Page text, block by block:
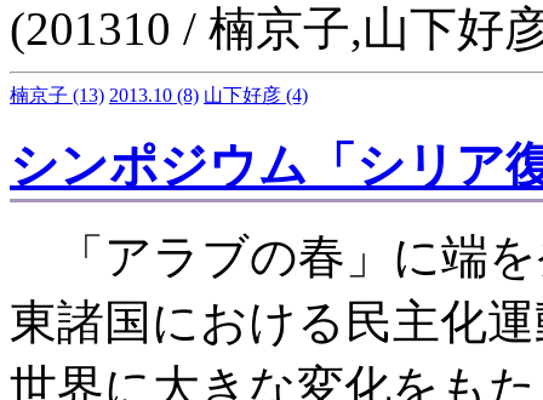
(201310 / 楠京子,山下好
楠京子 (13) 2013.10 (8) 山下好彦 (4)
シンポジウム「シリア
「アラブの春」に端
東諸国における民主化
世界に大きな変化をも